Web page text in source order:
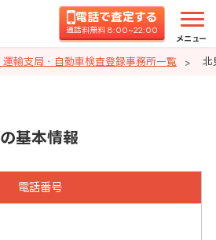
電話で査定する
通話料無料 8:00~22:00
メニュー
輸支局・自動車検査登録事務所一覧 北
基本情報
電話番号